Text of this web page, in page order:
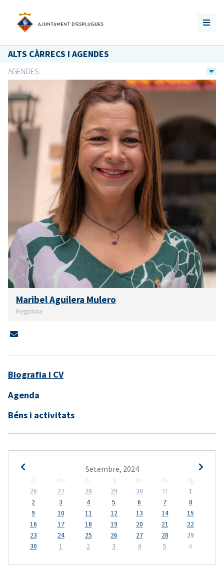
ALTS CÀRRECS I AGENDES
AGENDES
Maribel Aguilera Mulero
Regidora
Biografia i CV
Agenda
Béns i activitats
Setembre, 2024
dl dm dc dj dv ds
dg
26
27 28 29 30 31
1
2
3 4 5 6 7
8
9
10 11 12 13 14
15
16
17 18 19 20 21
22
23
24 25 26 27 28
29
30
1 2 3 4 5 6